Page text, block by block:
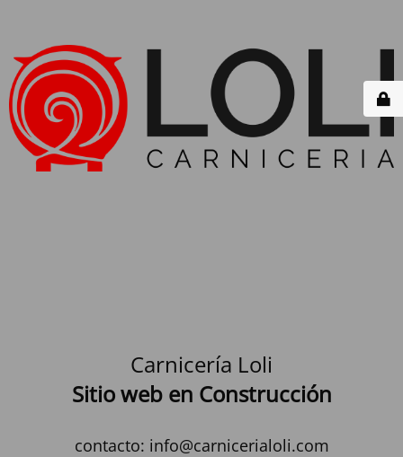
Carnicería Loli
Sitio web en Construcción
contacto: info@carnicerialoli.com